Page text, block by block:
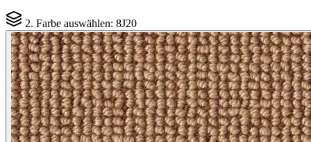
2. Farbe auswählen: 8J20